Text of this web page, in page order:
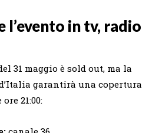
l’evento in tv, radio
31 maggio è sold out, ma la
garantirà una copertura
21:00: